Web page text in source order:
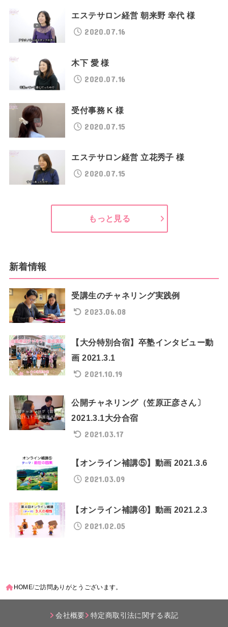
エステサロン経営 朝来野 幸代 様
2020.07.16
木下 愛 様
2020.07.16
受付事務 K 様
2020.07.15
エステサロン経営 立花秀子 様
2020.07.15
もっと見る
新着情報
受講生のチャネリング実践例
2023.06.08
【大分特別合宿】卒塾インタビュー動
画 2021.3.1
2021.10.19
公開チャネリング（笠原正彦さん〕
2021.3.1大分合宿
2021.03.17
【オンライン補講⑤】動画 2021.3.6
2021.03.09
【オンライン補講④】動画 2021.2.3
2021.02.05
HOME ご訪問ありがとうございます。
会社概要 特定商取引法に関する表記